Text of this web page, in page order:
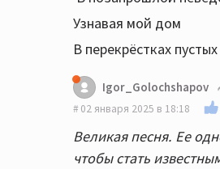
одинаковые...почти
Узнавая мой дом
В перекрёстках
Igor_Golochshapov
02 января 2025 в 18:18
Великая песня. Ее
чтобы стать